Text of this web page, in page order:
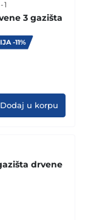
1
3 gazišta
-11%
is:
KM.
Dodaj u korpu
drvene